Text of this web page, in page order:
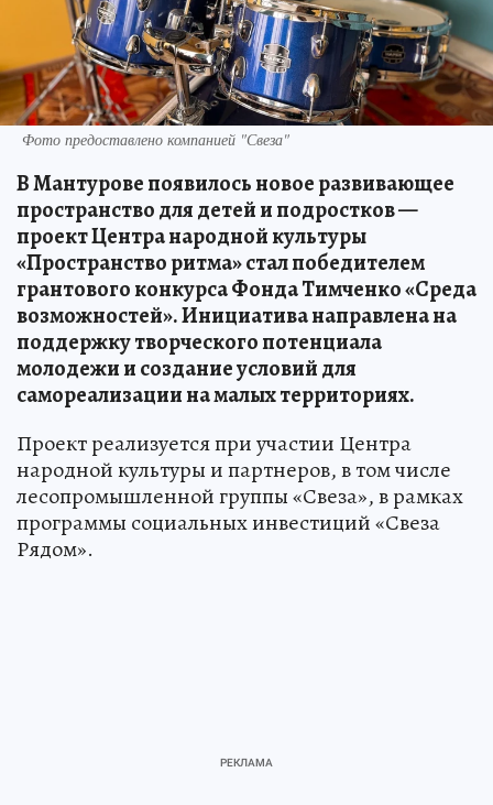
Фото предоставлено компанией "Свеза"
В Мантурове появилось новое развивающее
пространство для детей и подростков —
проект Центра народной культуры
«Пространство ритма» стал победителем
грантового конкурса Фонда Тимченко «Среда
возможностей». Инициатива направлена на
поддержку творческого потенциала
молодежи и создание условий для
самореализации на малых территориях.
Проект реализуется при участии Центра
народной культуры и партнеров, в том числе
лесопромышленной группы «Свеза», в рамках
программы социальных инвестиций «Свеза
Рядом».